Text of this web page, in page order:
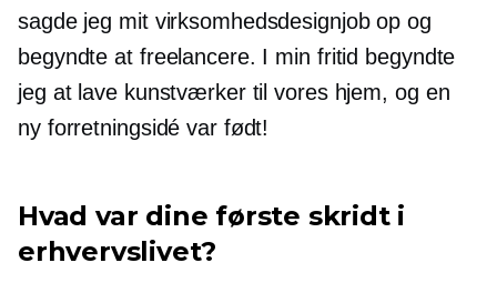
sagde jeg mit virksomhedsdesignjob op og
begyndte at freelancere. I min fritid begyndte
jeg at lave kunstværker til vores hjem, og en
ny forretningsidé var født!
Hvad var dine første skridt i
erhvervslivet?